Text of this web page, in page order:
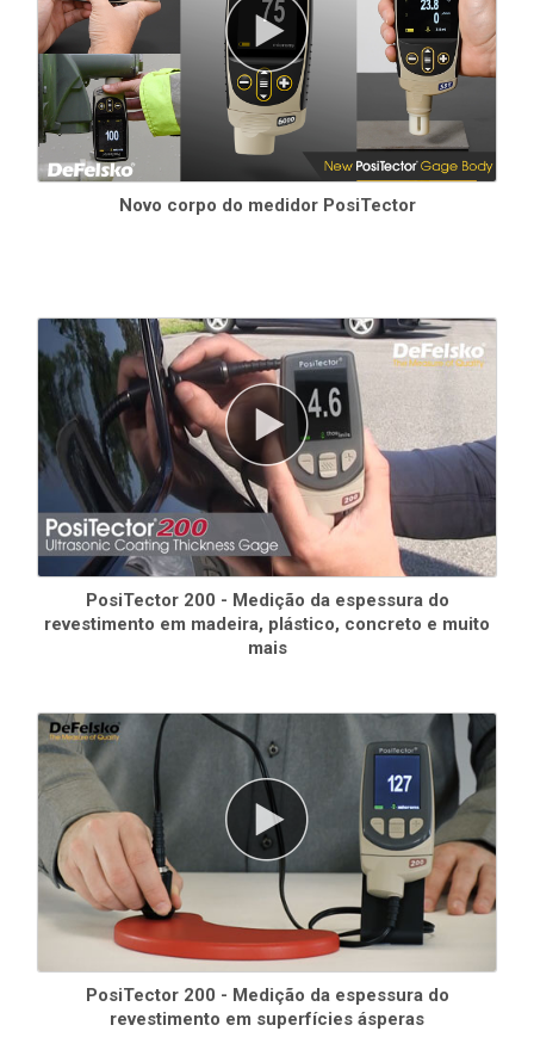
Novo corpo do medidor PosiTector
PosiTector 200 - Medição da espessura do
revestimento em madeira, plástico, concreto e muito
mais
PosiTector 200 - Medição da espessura do
revestimento em superfícies ásperas